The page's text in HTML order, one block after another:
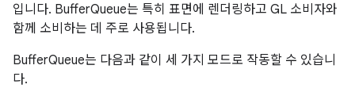
입니다. BufferQueue는 특히 표면에 렌더링하고 GL 소비자와
함께 소비하는 데 주로 사용됩니다.
BufferQueue는 다음과 같이 세 가지 모드로 작동할 수 있습니
다.